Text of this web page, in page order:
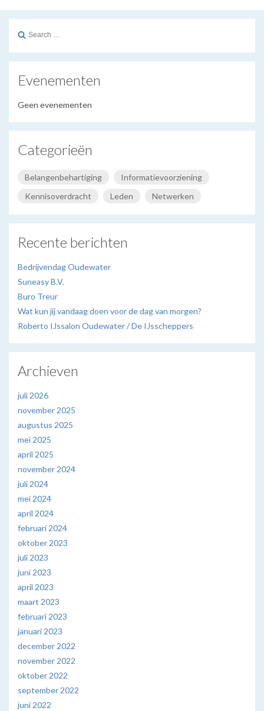
Search
Evenementen
Geen evenementen
Categorieën
Belangenbehartiging
Informatievoorziening
Kennisoverdracht
Leden Netwerken
Recente berichten
Bedrijvendag Oudewater
Suneasy B.V.
Buro Treur
Wat kun jij vandaag doen voor de dag van morgen?
Roberto IJssalon Oudewater / De IJsscheppers
Archieven
juli 2026
november 2025
augustus 2025
mei 2025
april 2025
november 2024
juli 2024
mei 2024
april 2024
februari 2024
oktober 2023
juli 2023
juni 2023
april 2023
maart 2023
februari 2023
januari 2023
december 2022
november 2022
oktober 2022
september 2022
juni 2022